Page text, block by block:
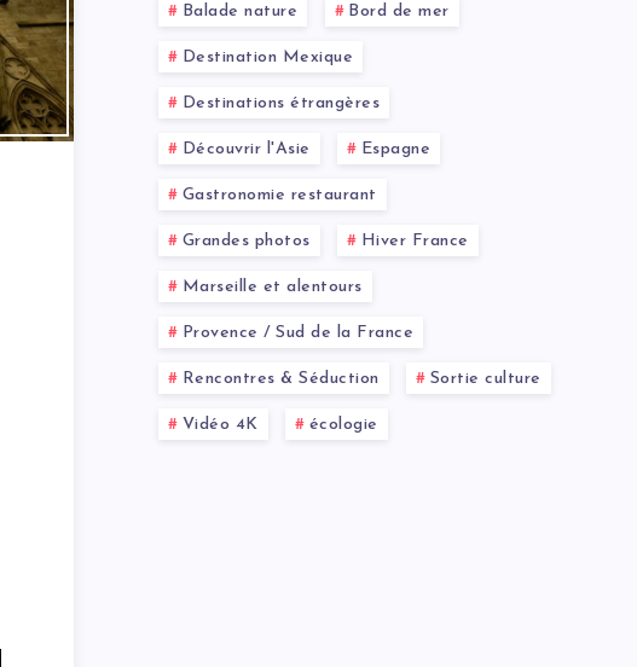
Balade nature Bord de mer
Destination Mexique
Destinations étrangères
Découvrir l'Asie Espagne
Gastronomie restaurant
Grandes photos Hiver France
Marseille et alentours
Provence / Sud de la France
Rencontres & Séduction Sortie culture
Vidéo 4K écologie